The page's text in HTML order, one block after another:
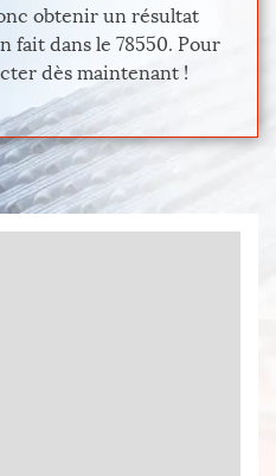
obtenir un résultat
fait dans le 78550. Pour
dès maintenant !